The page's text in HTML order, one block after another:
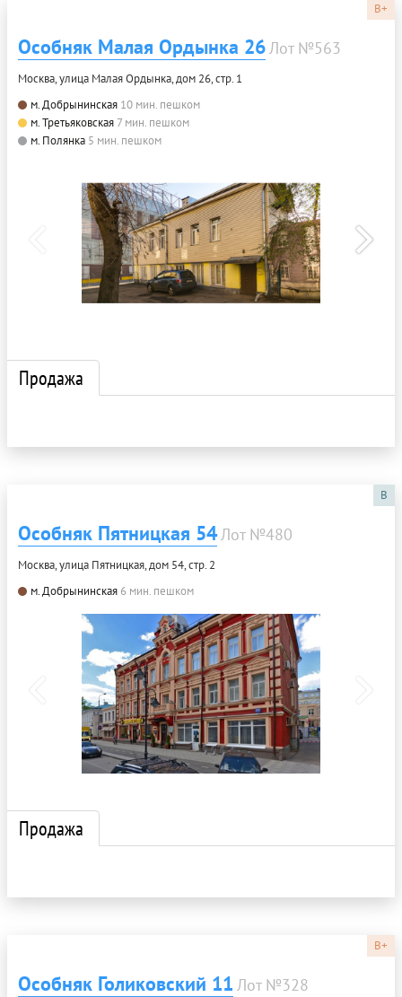
B+
Особняк Малая Ордынка 26Лот №563
Москва, улица Малая Ордынка, дом 26, стр. 1
м. Добрынинская 10 мин. пешком
м. Третьяковская 7 мин. пешком
м. Полянка 5 мин. пешком
Продажа
B
Особняк Пятницкая 54Лот №480
Москва, улица Пятницкая, дом 54, стр. 2
м. Добрынинская 6 мин. пешком
Продажа
B+
Особняк Голиковский 11 Лот №328